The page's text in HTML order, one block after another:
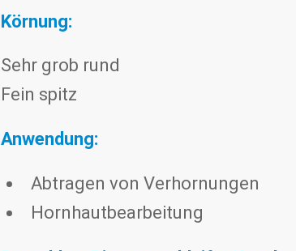
Körnung:
Sehr grob rund
Fein spitz
Anwendung:
Abtragen von Verhornungen
Hornhautbearbeitung